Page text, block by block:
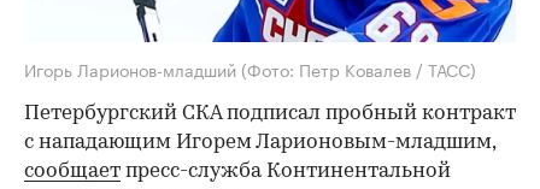
Игорь Ларионов-младший (Фото: Петр Ковалев / ТАСС)
Петербургский СКА подписал пробный контракт
с нападающим Игорем Ларионовым-младшим,
сообщает пресс-служба Континентальной